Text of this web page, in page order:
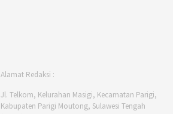
Alamat Redaksi :
Jl. Telkom, Kelurahan Masigi, Kecamatan Parigi,
Kabupaten Parigi Moutong, Sulawesi Tengah